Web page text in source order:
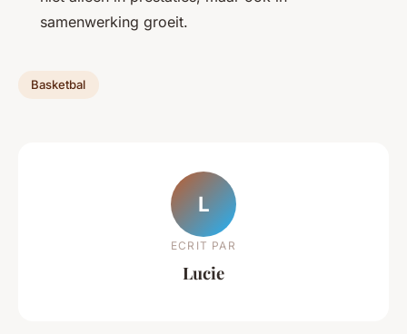
samenwerking groeit.
Basketbal
L
ECRIT PAR
Lucie